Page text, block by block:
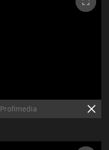
Profimedia